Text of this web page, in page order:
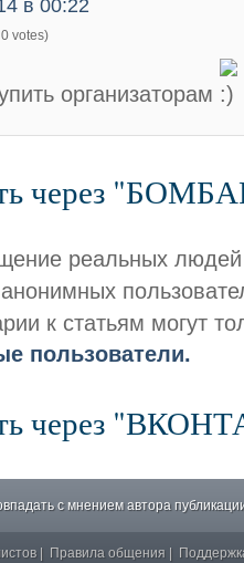
в 00:22
votes)
организаторам
через
реальных
к статьям могут
пользователи.
через
с мнением автора
Правила общения